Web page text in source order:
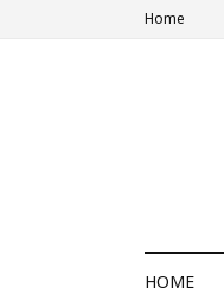
Home
HOME